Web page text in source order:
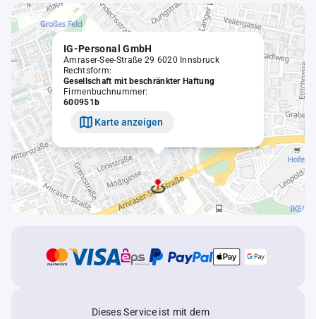
IG-Personal GmbH
Amraser-See-Straße 29 6020 Innsbruck
Rechtsform:
Gesellschaft mit beschränkter Haftung
Firmenbuchnummer:
600951b
Karte anzeigen
Dieses Service ist mit dem